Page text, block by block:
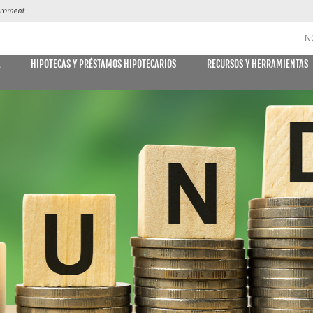
Declaración Ahorro
Cuenta de Ahorro Kids Club
Cuentas del mercado monetario
Tipos actuales del mercado monetario
HIPOTECAS Y PRÉSTAMOS HIPOTECARIOS RECURSOS Y HERRAMIENTAS
E DECLARACIONES
PAGO DE